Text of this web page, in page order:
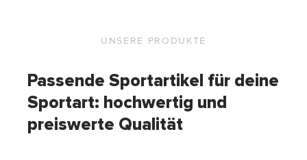
UNSERE PRODUKTE
Passende Sportartikel für deine
Sportart: hochwertig und
preiswerte Qualität